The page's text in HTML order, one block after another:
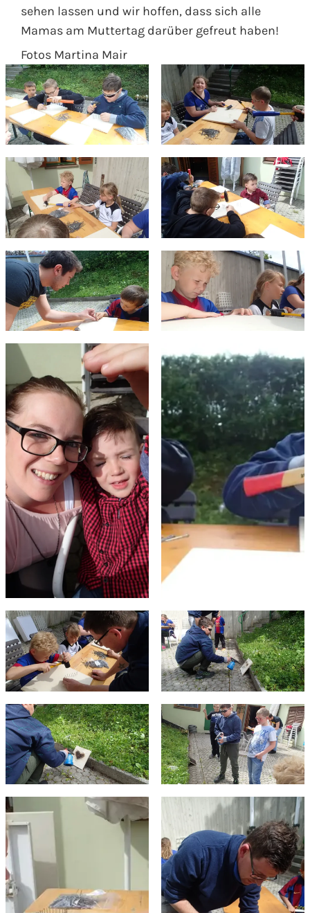
sehen lassen und wir hoffen, dass sich alle
Mamas am Muttertag darüber gefreut haben!
Fotos Martina Mair